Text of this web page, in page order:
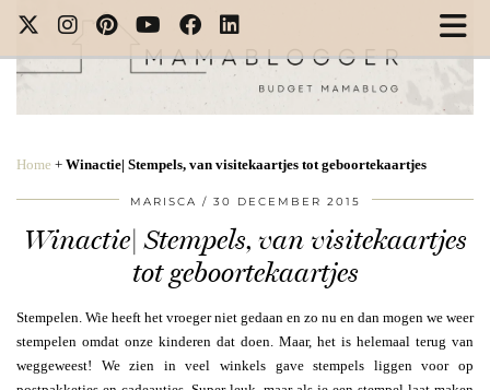
Home + Winactie| Stempels, van visitekaartjes tot geboortekaartjes
MARISCA 30 DECEMBER 2015
Winactie| Stempels, van visitekaartjes
tot geboortekaartjes
Stempelen. Wie heeft het vroeger niet gedaan en zo nu en dan mogen we weer
stempelen omdat onze kinderen dat doen. Maar, het is helemaal terug van
weggeweest! We zien in veel winkels gave stempels liggen voor op